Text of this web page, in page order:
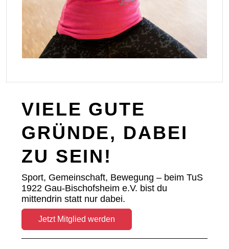
VIELE GUTE
GRÜNDE, DABEI
ZU SEIN!
Sport, Gemeinschaft, Bewegung – beim TuS
1922 Gau-Bischofsheim e.V. bist du
mittendrin statt nur dabei.
Jetzt Mitglied werden